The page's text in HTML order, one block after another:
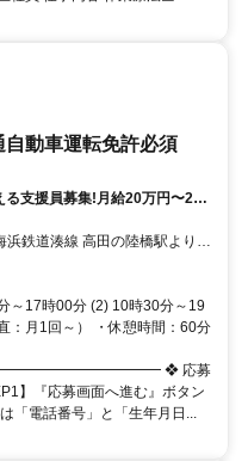
動車運転免許必須
る支援員募集!月給20万円〜28
り徒歩7分 公共交通機
高田の陸橋駅下車 ・茨城交通
約7分）
～17時00分 (2) 10時30分～19
：月1回～） ・休憩時間：60分
❖ 応募
】『応募画面へ進む』ボタン
「電話番号」と「生年月日...